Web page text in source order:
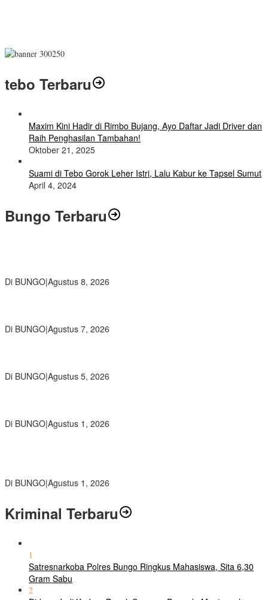
tebo Terbaru
Maxim Kini Hadir di Rimbo Bujang, Ayo Daftar Jadi Driver dan
Raih Penghasilan Tambahan!
Oktober 21, 2025
Suami di Tebo Gorok Leher Istri, Lalu Kabur ke Tapsel Sumut
April 4, 2024
Bungo Terbaru
Di BUNGO|Agustus 8, 2026
Di BUNGO|Agustus 7, 2026
Di BUNGO|Agustus 5, 2026
Di BUNGO|Agustus 1, 2026
Di BUNGO|Agustus 1, 2026
Kriminal Terbaru
1
Satresnarkoba Polres Bungo Ringkus Mahasiswa, Sita 6,30
Gram Sabu
2